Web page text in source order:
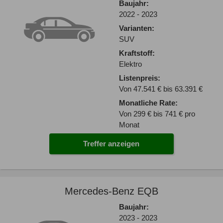
Baujahr:
2022 - 2023
Varianten:
SUV
Kraftstoff:
Elektro
Listenpreis:
Von 47.541 € bis 63.391 €
Monatliche Rate:
Von 299 € bis 741 € pro
Monat
Treffer anzeigen
Mercedes-Benz EQB
Baujahr:
2023 - 2023